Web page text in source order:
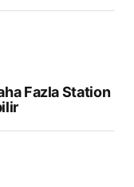
Fazla Station